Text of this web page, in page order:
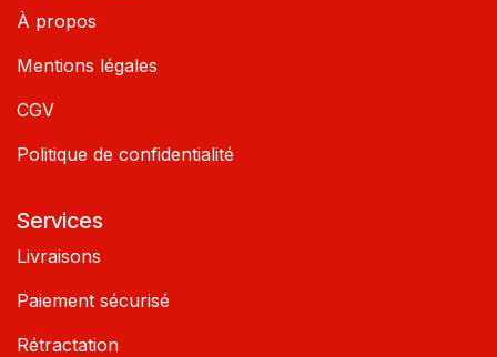
À propos
Mentions légales
CGV
Politique de confidentialité
Services
Livraisons
Paiement sécurisé
Rétractation